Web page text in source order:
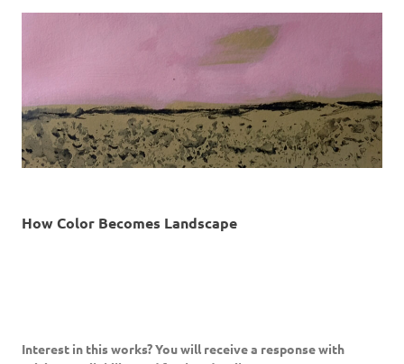
How Color Becomes Landscape
Interest in this works? You will receive a response with